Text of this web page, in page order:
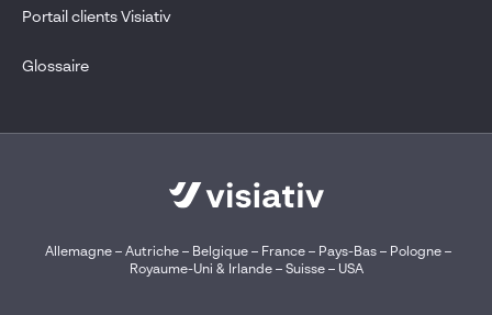
Portail clients Visiativ
Glossaire
Allemagne– Autriche– Belgique – France– Pays-Bas– Pologne–
Royaume-Uni & Irlande– Suisse– USA